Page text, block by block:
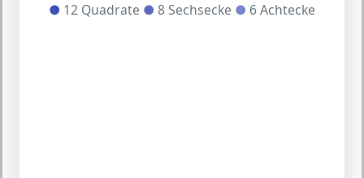
● 12 Quadrate ● 8 Sechsecke ● 6 Achtecke